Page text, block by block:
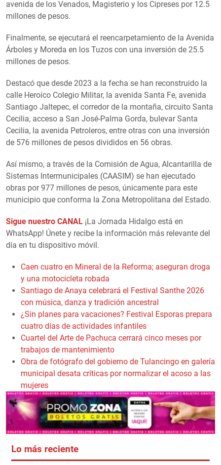
avenida de los Venados, Magisterio y los Cipreses por 12.5
millones de pesos.
Finalmente, se ejecutará el reencarpetamiento de la Avenida
Árboles y Moreda en los Tuzos con una inversión de 25.5
millones de pesos.
Destacó que desde 2023 a la fecha se han reconstruido la
calle Heroico Colegio Militar, la avenida Santa Fe, avenida
Santiago Jaltepec, el corredor de la montaña, circuito Santa
Cecilia, acceso a San José-Palma Gorda, bulevar Santa
Cecilia, la avenida Petroleros, entre otras con una inversión
de 576 millones de pesos divididos en 56 obras.
Así mismo, a través de la Comisión de Agua, Alcantarilla de
Sistemas Intermunicipales (CAASIM) se han ejecutado
obras por 977 millones de pesos, únicamente para este
municipio que conforma la Zona Metropolitana del Estado.
Sigue nuestro CANAL ¡La Jornada Hidalgo está en
WhatsApp! Únete y recibe la información más relevante del
día en tu dispositivo móvil.
Caen cuatro en Mineral de la Reforma; aseguran droga
y una motocicleta robada
Santiago de Anaya celebrará el Festival Santhe 2026
con música, danza y tradición ancestral
¿Sin planes para vacaciones? Festival Esporas prepara
cuatro días de actividades infantiles
Cuartel del Arte de Pachuca cerrará cinco meses por
trabajos de mantenimiento
Obra de fotógrafo del gobierno de Tulancingo en galería
municipal desata críticas por normalizar el acoso a las
mujeres
Lo más reciente